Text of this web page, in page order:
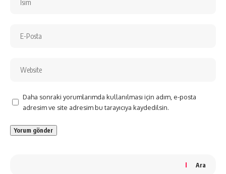
Daha sonraki yorumlarımda kullanılması için adım, e-posta
adresim ve site adresim bu tarayıcıya kaydedilsin.
Ara